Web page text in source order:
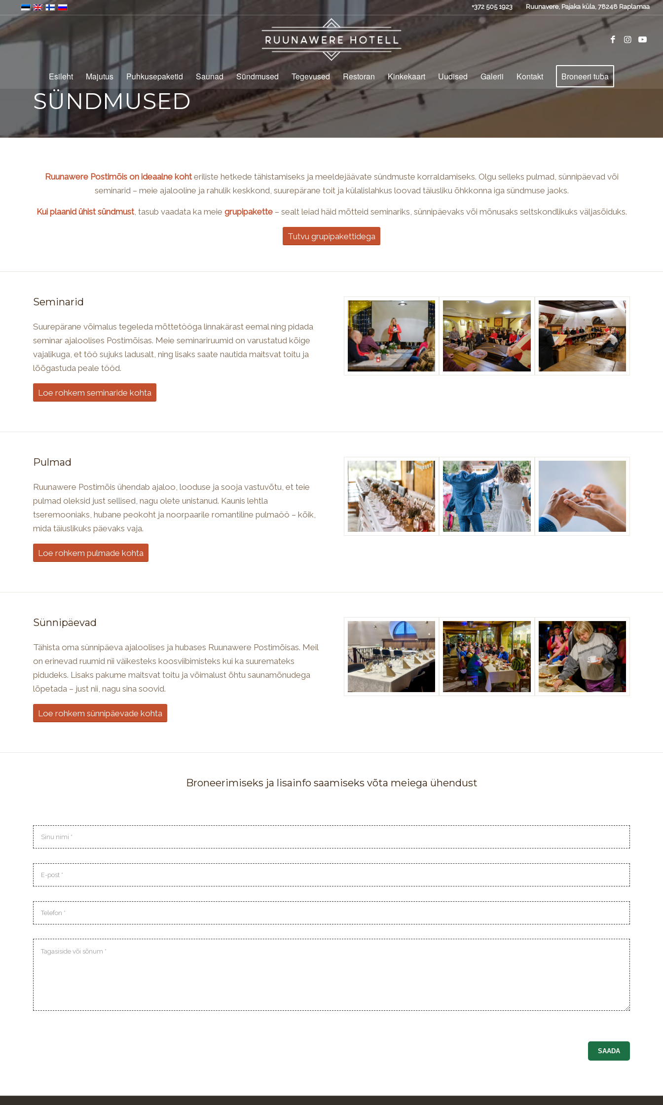
+372 505 1923 Ruunavere, Pajaka küla, 78248 Raplamaa
Esileht Majutus Puhkusepaketid Saunad Sündmused Tegevused Restoran Kinkekaart Uudised Galerii Kontakt Broneeri tuba
SÜNDMUSED
Ruunawere Postimõis on ideaalne kohteriliste hetkede tähistamiseks ja meeldejäävate sündmuste korraldamiseks. Olgu selleks pulmad, sünnipäevad või
seminarid – meie ajalooline ja rahulik keskkond, suurepärane toit ja külalislahkus loovad täiusliku õhkkonna iga sündmuse jaoks.
Kui plaanid ühist sündmust, tasub vaadata ka meie grupipakette– sealt leiad häid mõtteid seminariks, sünnipäevaks või mõnusaks seltskondlikuks väljasõiduks.
Tutvu grupipakettidega
Seminarid
Suurepärane võimalus tegeleda mõttetööga linnakärast eemal ning pidada
seminar ajaloolises Postimõisas. Meie seminariruumid on varustatud kõige
vajalikuga, et töö sujuks ladusalt, ning lisaks saate nautida maitsvat toitu ja
lõõgastuda peale tööd.
Loe rohkem seminaride kohta
Pulmad
Ruunawere Postimõis ühendab ajaloo, looduse ja sooja vastuvõtu, et teie
pulmad oleksid just sellised, nagu olete unistanud. Kaunis lehtla
tseremooniaks, hubane peokoht ja noorpaarile romantiline pulmaöö – kõik,
mida täiuslikuks päevaks vaja.
Loe rohkem pulmade kohta
Sünnipäevad
Tähista oma sünnipäeva ajaloolises ja hubases Ruunawere Postimõisas. Meil
on erinevad ruumid nii väikesteks koosviibimisteks kui ka suuremateks
pidudeks. Lisaks pakume maitsvat toitu ja võimalust õhtu saunamõnudega
lõpetada – just nii, nagu sina soovid.
Loe rohkem sünnipäevade kohta
Broneerimiseks ja lisainfo saamiseks võta meiega ühendust
Nimi
E-
post
Telefon
Sõnum